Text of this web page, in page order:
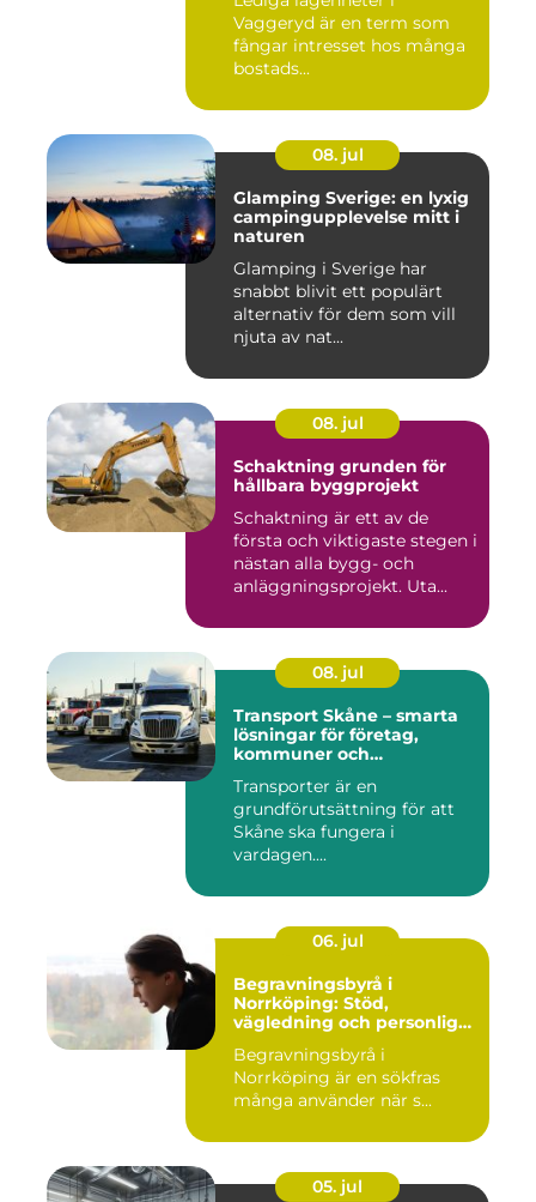
Vaggeryd är en term som
fångar intresset hos många
bostads...
08. jul
Glamping Sverige: en lyxig
campingupplevelse mitt i
naturen
Glamping i Sverige har
snabbt blivit ett populärt
alternativ för dem som vill
njuta av nat...
08. jul
Schaktning grunden för
hållbara byggprojekt
Schaktning är ett av de
första och viktigaste stegen i
nästan alla bygg- och
anläggningsprojekt. Uta...
08. jul
Transport Skåne – smarta
lösningar för företag,
kommuner och
Transporter är en
grundförutsättning för att
Skåne ska fungera i
vardagen....
06. jul
Begravningsbyrå i
Norrköping: Stöd,
vägledning och personliga
Begravningsbyrå i
Norrköping är en sökfras
många använder när s...
05. jul